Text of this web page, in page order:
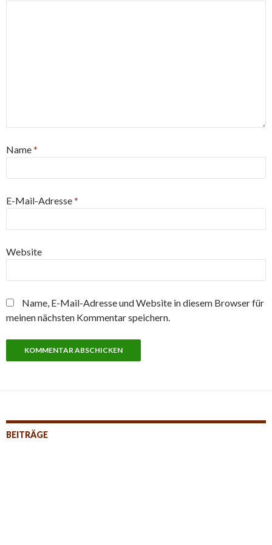
Name*
E-Mail-Adresse*
Website
Name, E-Mail-Adresse und Website in diesem Browser für
meinen nächsten Kommentar speichern.
BEITRÄGE